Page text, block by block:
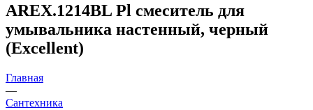
AREX.1214BL Pl смеситель для
умывальника настенный, черный
(Excellent)
Главная
—
Сантехника